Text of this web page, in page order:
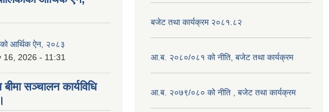
आर्थिक ऐन, २०८३
16, 2026 - 11:31
सञ्चालन कार्यविधि
बजेट तथा कार्यक्रम २०८१.८२
आ.ब. २०८०/०८१ को नीति, बजेट तथा कार्यक्रम
आ.ब. २०७९/०८० को नीति , बजेट तथा कार्यक्रम